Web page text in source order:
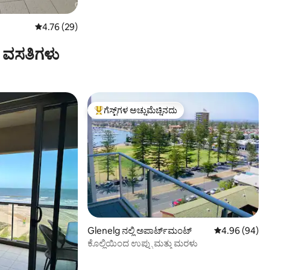
5 ರಲ್ಲಿ 4.76 ಸರಾಸರಿ ರೇಟಿಂಗ್, 29 ವಿಮರ್ಶೆಗಳು
4.76 (29)
ಗೆಸ್ಟ್‌ಗಳಿಗೆ ಅತಿ ಹೆಚ್ಚು ಅಚ್ಚುಮೆಚ್ಚಿನದು
ಗೆಸ್ಟ್‌ಗಳ ಅಚ್ಚುಮೆಚ್ಚಿನದು
Glenelg ನಲ್ಲಿ ಅಪಾರ್ಟ್‌ಮಂಟ್ 5 ರಲ್ಲಿ 4.96 ಸರಾಸರಿ
4.96 (94)
ಕೊಲ್ಲಿಯಿಂದ ಉಪ್ಪು ಮತ್ತು ಮರಳು